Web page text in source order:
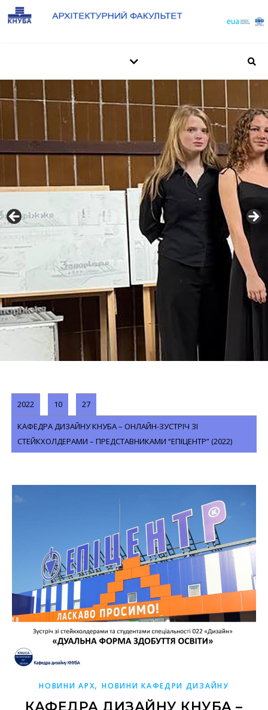
2022 10 27
КАФЕДРА ДИЗАЙНУ КНУБА – ОНЛАЙН-ЗУСТРІЧ ЗІ
СТЕЙКХОЛДЕРАМИ – ПРЕДСТАВНИКАМИ “ЕПІЦЕНТР” (2022)
НОВИНИ АРХ,НОВИНИ КАФЕДРИ ДИЗАЙНУ